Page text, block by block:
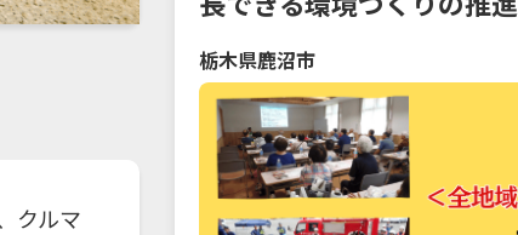
クルマ
栃木県鹿沼市